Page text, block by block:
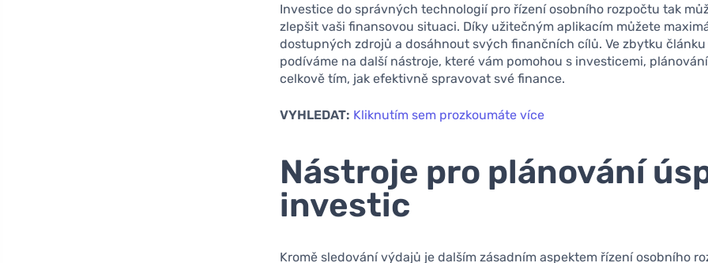
Investice do správných technologií pro řízení osobního rozpočtu tak
zlepšit vaši finansovou situaci. Díky užitečným aplikacím můžete
dostupných zdrojů a dosáhnout svých finančních cílů. Ve zbytku článku
podíváme na další nástroje, které vám pomohou s investicemi,
celkově tím, jak efektivně spravovat své finance.
VYHLEDAT: Kliknutím sem prozkoumáte více
Nástroje pro plánování
investic
Kromě sledování výdajů je dalším zásadním aspektem řízení osobního